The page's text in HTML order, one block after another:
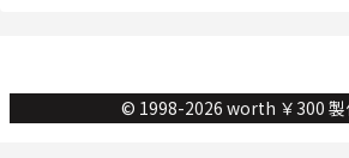
© 1998-2026 worth ￥300 製